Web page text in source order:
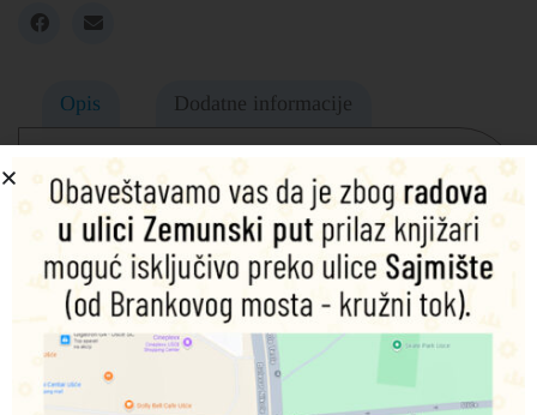
Opis Dodatne informacije
Nov, moderan program namenjen odraslima sa akcentom
na razvoj komunikacijskih veština, u čijoj osnovi su video-
materijali sa sadržajima iz novina The Gardian-a, i sitkom
serija sa realističnim govornim situacijama. Svaka lekcija je
usmerena na osnaživanje samopouzdanja učenika. Silabus
je pažljivo uravnotežen da razvija sve jezičke veštine,
gramatiku i vokabular sa ishodima u skladu sa CEFR
nivoima.
Komponente: